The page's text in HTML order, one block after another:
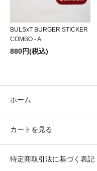
BULSxT BURGER STICKER
COMBO - A
880円(税込)
ホーム
カートを見る
特定商取引法に基づく表記